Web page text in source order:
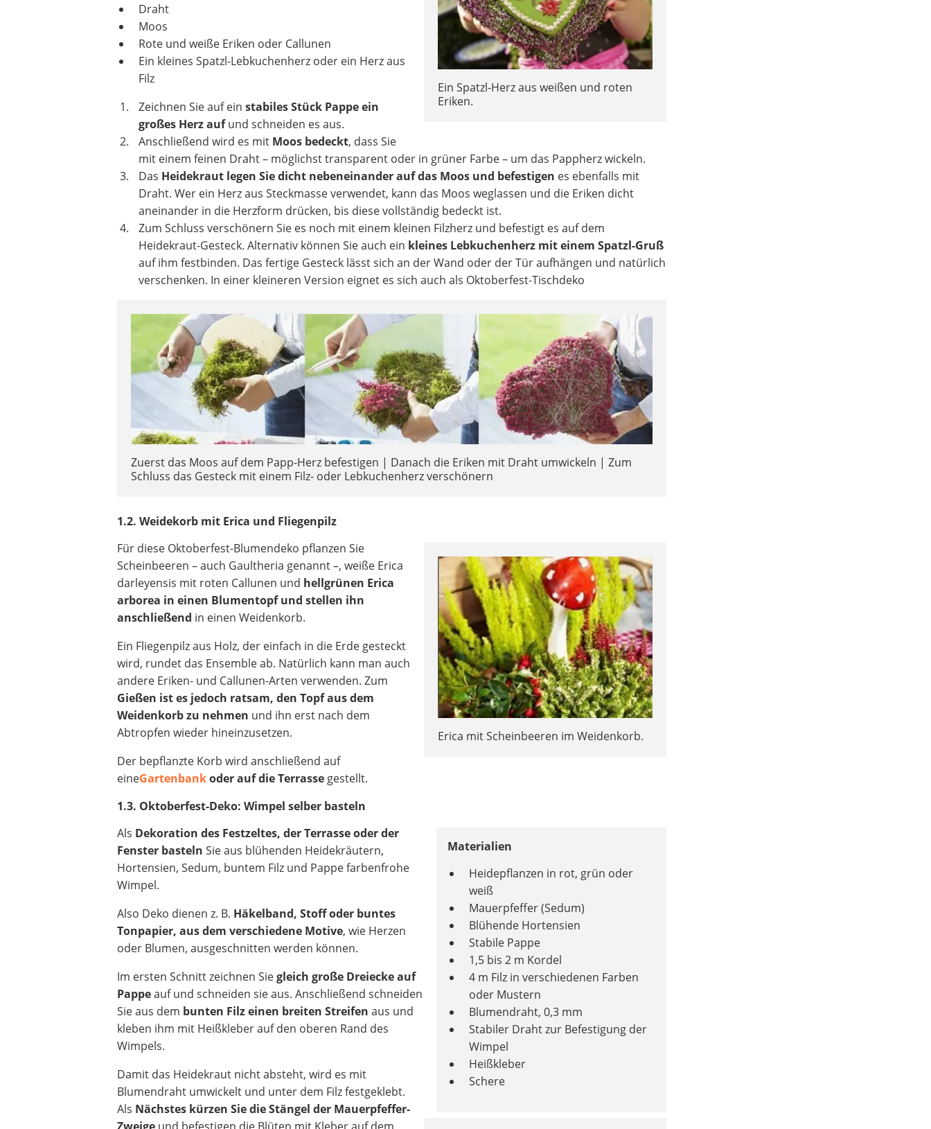
Ein Spatzl-Herz aus weißen und roten
Eriken.
Draht
Moos
Rote und weiße Eriken oder Callunen
Ein kleines Spatzl-Lebkuchenherz oder ein Herz aus
Filz
Zeichnen Sie auf ein stabiles Stück Pappe ein
großes Herz aufund schneiden es aus.
Anschließend wird es mit Moos bedeckt, dass Sie
mit einem feinen Draht – möglichst transparent oder in grüner Farbe – um das Pappherz wickeln.
Das Heidekraut legen Sie dicht nebeneinander auf das Moos und befestigen es ebenfalls mit
Draht. Wer ein Herz aus Steckmasse verwendet, kann das Moos weglassen und die Eriken dicht
aneinander in die Herzform drücken, bis diese vollständig bedeckt ist.
Zum Schluss verschönern Sie es noch mit einem kleinen Filzherz und befestigt es auf dem
Heidekraut-Gesteck. Alternativ können Sie auch ein kleines Lebkuchenherz mit einem Spatzl-Gruß
auf ihm festbinden. Das fertige Gesteck lässt sich an der Wand oder der Tür aufhängen und natürlich
verschenken. In einer kleineren Version eignet es sich auch als Oktoberfest-Tischdeko
Zuerst das Moos auf dem Papp-Herz befestigen | Danach die Eriken mit Draht umwickeln | Zum
Schluss das Gesteck mit einem Filz- oder Lebkuchenherz verschönern
1.2. Weidekorb mit Erica und Fliegenpilz
Erica mit Scheinbeeren im Weidenkorb.
Für diese Oktoberfest-Blumendeko pflanzen Sie
Scheinbeeren – auch Gaultheria genannt –, weiße Erica
darleyensis mit roten Callunen und hellgrünen Erica
arborea in einen Blumentopf und stellen ihn
anschließend in einen Weidenkorb.
Ein Fliegenpilz aus Holz, der einfach in die Erde gesteckt
wird, rundet das Ensemble ab. Natürlich kann man auch
andere Eriken- und Callunen-Arten verwenden. Zum
Gießen ist es jedoch ratsam, den Topf aus dem
Weidenkorb zu nehmen und ihn erst nach dem
Abtropfen wieder hineinzusetzen.
Der bepflanzte Korb wird anschließend auf
eineGartenbankoder auf die Terrasse gestellt.
1.3. Oktoberfest-Deko: Wimpel selber basteln
Materialien
Heidepflanzen in rot, grün oder
weiß
Mauerpfeffer (Sedum)
Blühende Hortensien
Stabile Pappe
1,5 bis 2 m Kordel
4 m Filz in verschiedenen Farben
oder Mustern
Blumendraht, 0,3 mm
Stabiler Draht zur Befestigung der
Wimpel
Heißkleber
Schere
Als Dekoration des Festzeltes, der Terrasse oder der
Fenster basteln Sie aus blühenden Heidekräutern,
Hortensien, Sedum, buntem Filz und Pappe farbenfrohe
Wimpel.
Also Deko dienen z. B. Häkelband, Stoff oder buntes
Tonpapier, aus dem verschiedene Motive, wie Herzen
oder Blumen, ausgeschnitten werden können.
Im ersten Schnitt zeichnen Siegleich große Dreiecke auf
Pappeauf und schneiden sie aus. Anschließend schneiden
Sie aus dem bunten Filz einen breiten Streifen aus und
kleben ihm mit Heißkleber auf den oberen Rand des
Wimpels.
Damit das Heidekraut nicht absteht, wird es mit
Blumendraht umwickelt und unter dem Filz festgeklebt.
Als Nächstes kürzen Sie die Stängel der Mauerpfeffer-